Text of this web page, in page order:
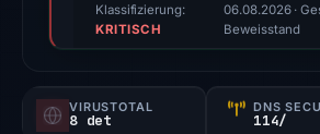
triage
score,
probability).
Klassifizierung:
KRITISCH
06.08.2026·
Beweisstand
VIRUSTOTAL
8 det
DNS
114/